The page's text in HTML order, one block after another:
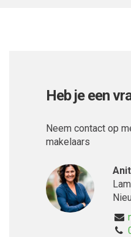
Heb je een
Neem contact op
makelaars